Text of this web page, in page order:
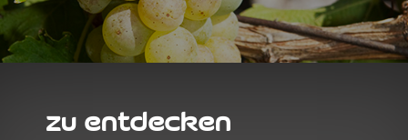
zu entdecken